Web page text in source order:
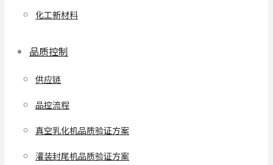
化工新材料
品质控制
供应链
品控流程
真空乳化机品质验证方案
灌装封尾机品质验证方案